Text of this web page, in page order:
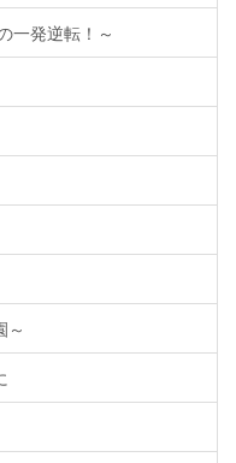
一発逆転！～
～